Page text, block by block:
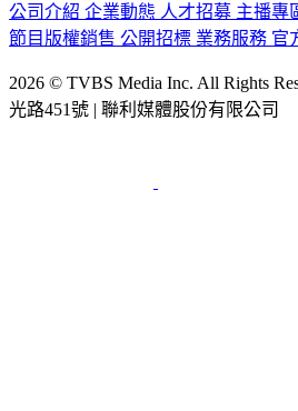
公司介紹 企業動態 人才招募 主播專
節目版權銷售 公開招標 業務服務 官
2026 © TVBS Media Inc. All Rights
光路451號 | 聯利媒體股份有限公司